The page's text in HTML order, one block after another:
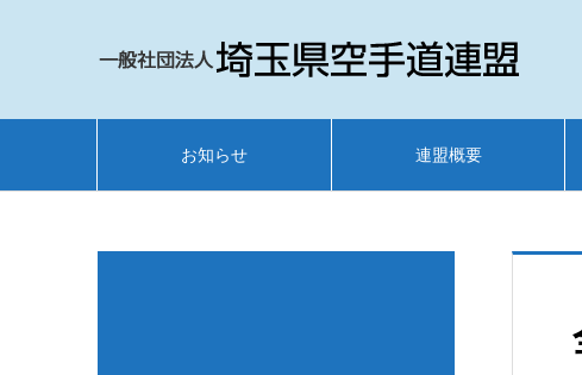
お知らせ 連盟概要